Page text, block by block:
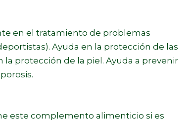
en el tratamiento de problemas
Ayuda en la protección de las
protección de la piel. Ayuda a prevenir
este complemento alimenticio si es